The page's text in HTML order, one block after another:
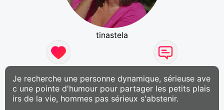
tinastela
Je recherche une personne dynamique, sérieuse ave
c une pointe d'humour pour partager les petits plais
irs de la vie, hommes pas sérieux s'abstenir.